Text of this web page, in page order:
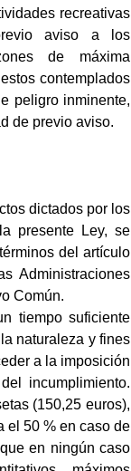
recreativas
aviso a los
de máxima
contemplados
peligro inminente,
de previo aviso.
dictados por los
presente Ley, se
del artículo
Administraciones
Común.
tiempo suficiente
naturaleza y fines
a la imposición
incumplimiento.
(150,25 euros),
el 50 % en caso de
en ningún caso